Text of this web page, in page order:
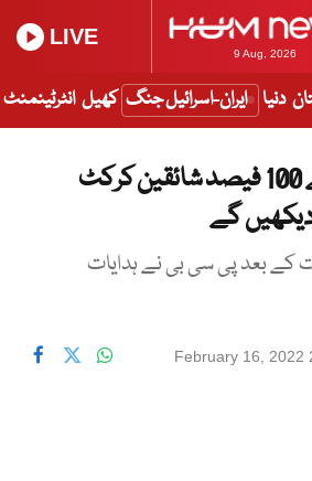
9 Aug, 2026
LIVE
دنیا ایران-اسرائیل جنگ کھیل انٹرٹینمنٹ
پی ایس ایل:آج سے 100 فیصد شائقین کرکٹ
گے
کے بعد پی سی بی نے ہدایات
February 16, 2022